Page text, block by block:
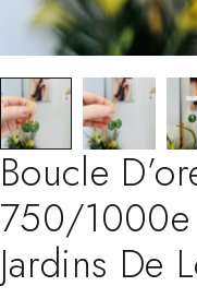
Boucle
750/1000e
Jardins De